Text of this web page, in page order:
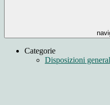
Categorie
Disposizioni